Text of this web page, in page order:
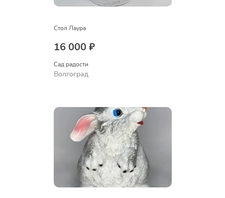
Стол Лаура
16 000 ₽
Сад радости
Волгоград